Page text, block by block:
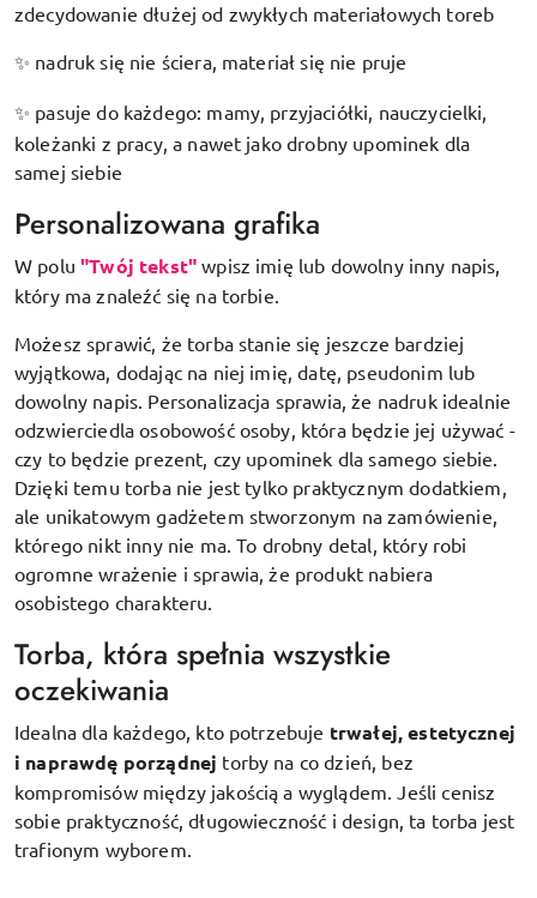
zdecydowanie dłużej od zwykłych materiałowych toreb
✨ nadruk się nie ściera, materiał się nie pruje
✨ pasuje do każdego: mamy, przyjaciółki, nauczycielki,
koleżanki z pracy, a nawet jako drobny upominek dla
samej siebie
Personalizowana grafika
W polu"Twój tekst" wpisz imię lub dowolny inny napis,
który ma znaleźć się na torbie.
Możesz sprawić, że torba stanie się jeszcze bardziej
wyjątkowa, dodając na niej imię, datę, pseudonim lub
dowolny napis. Personalizacja sprawia, że nadruk idealnie
odzwierciedla osobowość osoby, która będzie jej używać -
czy to będzie prezent, czy upominek dla samego siebie.
Dzięki temu torba nie jest tylko praktycznym dodatkiem,
ale unikatowym gadżetem stworzonym na zamówienie,
którego nikt inny nie ma. To drobny detal, który robi
ogromne wrażenie i sprawia, że produkt nabiera
osobistego charakteru.
Torba, która spełnia wszystkie
oczekiwania
Idealna dla każdego, kto potrzebuje trwałej, estetycznej
i naprawdę porządnej torby na co dzień, bez
kompromisów między jakością a wyglądem. Jeśli cenisz
sobie praktyczność, długowieczność i design, ta torba jest
trafionym wyborem.